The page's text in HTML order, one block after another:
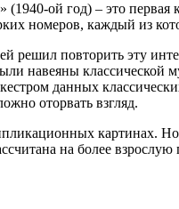
ой год) – это первая
номеров, каждый из
решил повторить эту
навеяны
данных
оторвать взгляд.
картинах.
на более